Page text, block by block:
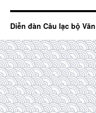
Diễn đàn Câu lạc bộ